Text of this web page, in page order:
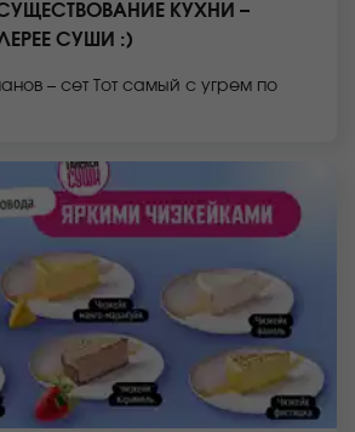
КУХНИ –
СУШИ :)
– сет Тот самый с угрем по